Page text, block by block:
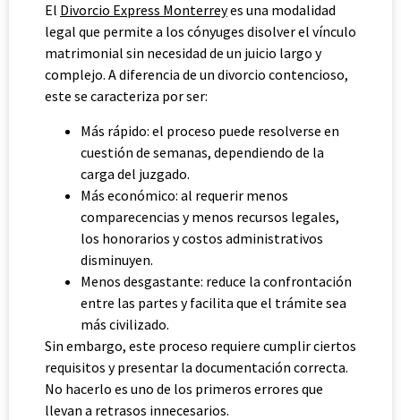
El Divorcio Express Monterreyes una modalidad
legal que permite a los cónyuges disolver el vínculo
matrimonial sin necesidad de un juicio largo y
complejo. A diferencia de un divorcio contencioso,
este se caracteriza por ser:
Más rápido: el proceso puede resolverse en
cuestión de semanas, dependiendo de la
carga del juzgado.
Más económico: al requerir menos
comparecencias y menos recursos legales,
los honorarios y costos administrativos
disminuyen.
Menos desgastante: reduce la confrontación
entre las partes y facilita que el trámite sea
más civilizado.
Sin embargo, este proceso requiere cumplir ciertos
requisitos y presentar la documentación correcta.
No hacerlo es uno de los primeros errores que
llevan a retrasos innecesarios.